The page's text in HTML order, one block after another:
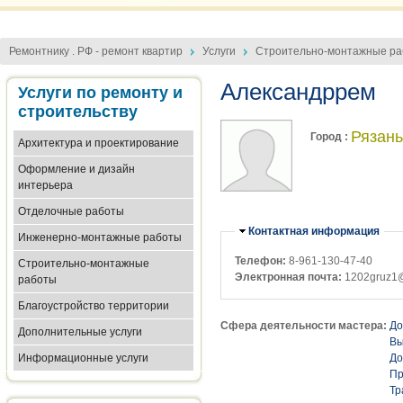
Ремонтнику . РФ - ремонт квартир Услуги Строительно-монтажные
Услуги по ремонту и
строительству
Архитектура и проектирование
Оформление и дизайн
интерьера
Отделочные работы
Инженерно-монтажные работы
Строительно-монтажные
работы
Благоустройство территории
Дополнительные услуги
Информационные услуги
Александррем
Город : Рязань
Убрать
Контактная информация
Телефон: 8-961-130-47-40
Электронная почта:
Сфера деятельности мастера: